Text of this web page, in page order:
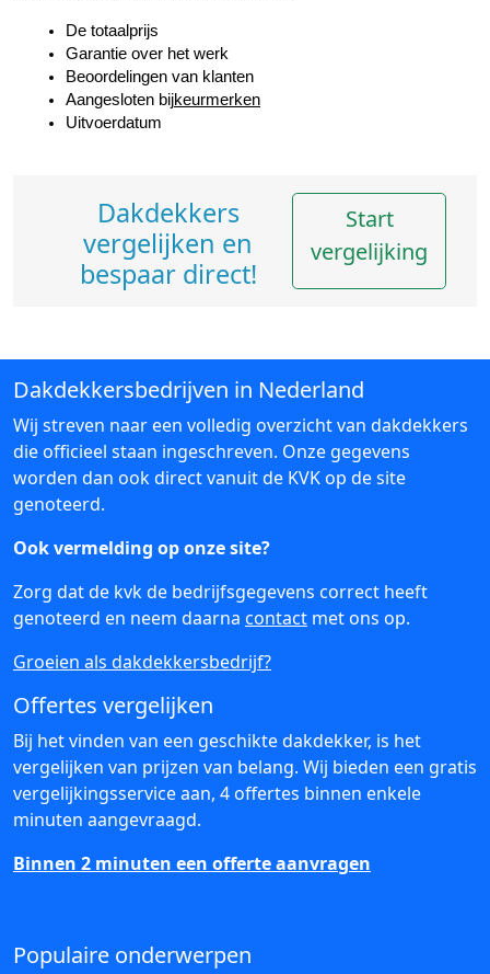
De totaalprijs
Garantie over het werk
Beoordelingen van klanten
Aangesloten bijkeurmerken
Uitvoerdatum
Dakdekkers
vergelijken en
bespaar direct!
Start
vergelijking
Dakdekkersbedrijven in Nederland
Wij streven naar een volledig overzicht van dakdekkers
die officieel staan ingeschreven. Onze gegevens
worden dan ook direct vanuit de KVK op de site
genoteerd.
Ook vermelding op onze site?
Zorg dat de kvk de bedrijfsgegevens correct heeft
genoteerd en neem daarna contact met ons op.
Groeien als dakdekkersbedrijf?
Offertes vergelijken
Bij het vinden van een geschikte dakdekker, is het
vergelijken van prijzen van belang. Wij bieden een gratis
vergelijkingsservice aan, 4 offertes binnen enkele
minuten aangevraagd.
Binnen 2 minuten een offerte aanvragen
Populaire onderwerpen